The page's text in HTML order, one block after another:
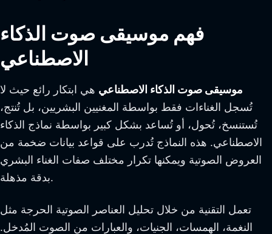
فهم موسيقى صوت الذكاء
الاصطناعي
موسيقى صوت الذكاء الاصطناعي هي ابتكار رائع حيث لا
تُسجل الغناءات فقط بواسطة المغنيين البشريين، بل تُنتج،
تُستنسخ، تُحول، أو تُساعد بشكل كبير بواسطة نماذج الذكاء
الاصطناعي. هذه النماذج تُدرب على قواعد بيانات ضخمة من
العروض الصوتية ويمكنها تكرار مختلف صفات الغناء البشري
بدقة مذهلة.
تعمل التقنية من خلال تحليل العناصر الصوتية الحرجة مثل
النغمة، الهمسات، الجنيات، والعبارات من الصوت المُدخل.